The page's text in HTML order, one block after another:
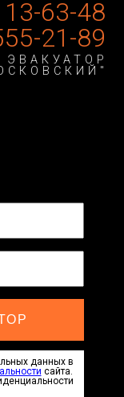
63-48
21-89
ЭВАКУАТОР
данных в
сайта.